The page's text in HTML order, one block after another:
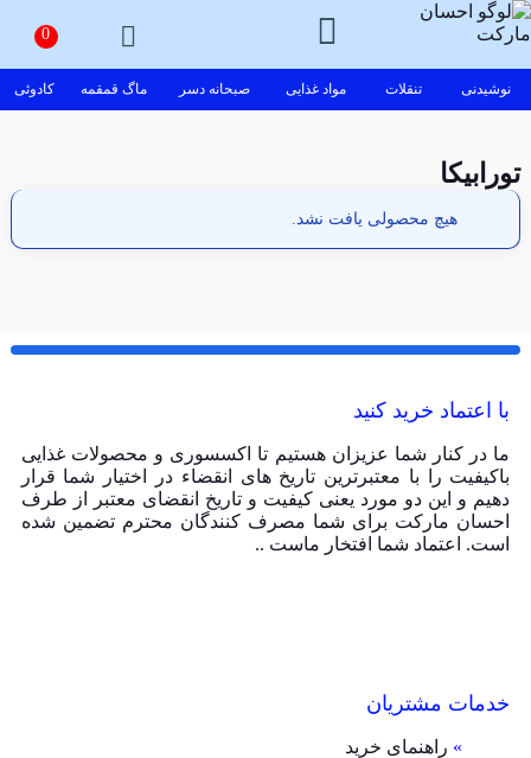
نوشیدنی تنقلات مواد غذایی صبحانه دسر ماگ قمقمه کادوئی
تورابیکا
هیچ محصولی یافت نشد.
با اعتماد خرید کنید
ما در کنار شما عزیزان هستیم تا اکسسوری و محصولات غذایی
باکیفیت را با معتبرترین تاریخ های انقضاء در اختیار شما قرار
دهیم و این دو مورد یعنی کیفیت و تاریخ انقضای معتبر از طرف
احسان مارکت برای شما مصرف کنندگان محترم تضمین شده
است. اعتماد شما افتخار ماست ..
خدمات مشتریان
» راهنمای خرید